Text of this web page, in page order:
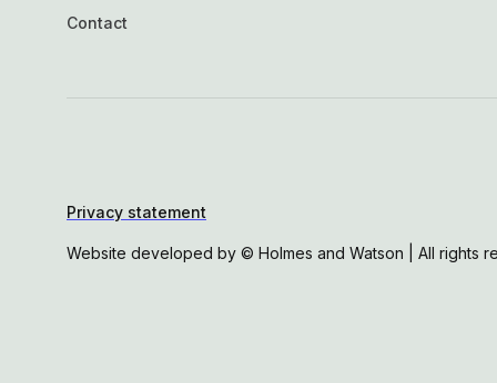
Contact
Website developed by © Holmes and Watson | All rights
Privacy statement